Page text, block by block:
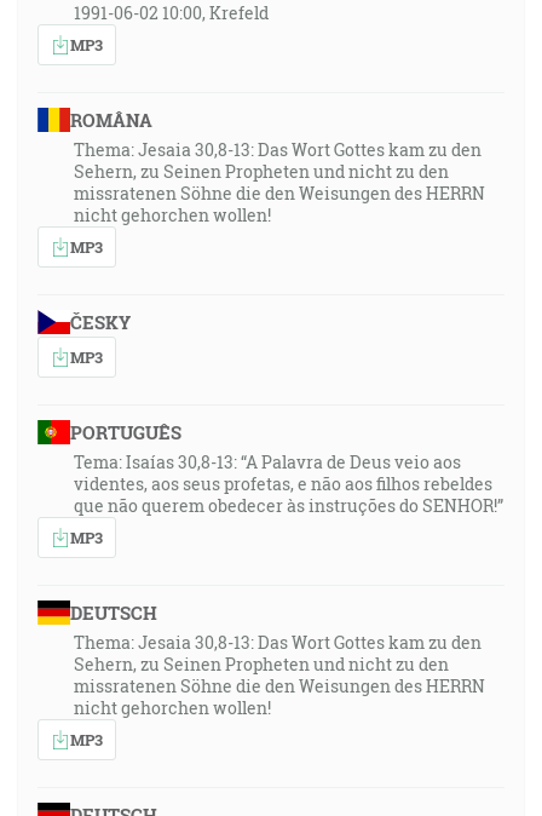
1991-06-02 10:00, Krefeld
MP3
ROMÂNA
Thema: Jesaia 30,8-13: Das Wort Gottes kam zu den
Sehern, zu Seinen Propheten und nicht zu den
missratenen Söhne die den Weisungen des HERRN
nicht gehorchen wollen!
MP3
ČESKY
MP3
PORTUGUÊS
Tema: Isaías 30,8-13: “A Palavra de Deus veio aos
videntes, aos seus profetas, e não aos filhos rebeldes
que não querem obedecer às instruções do SENHOR!”
MP3
DEUTSCH
Thema: Jesaia 30,8-13: Das Wort Gottes kam zu den
Sehern, zu Seinen Propheten und nicht zu den
missratenen Söhne die den Weisungen des HERRN
nicht gehorchen wollen!
MP3